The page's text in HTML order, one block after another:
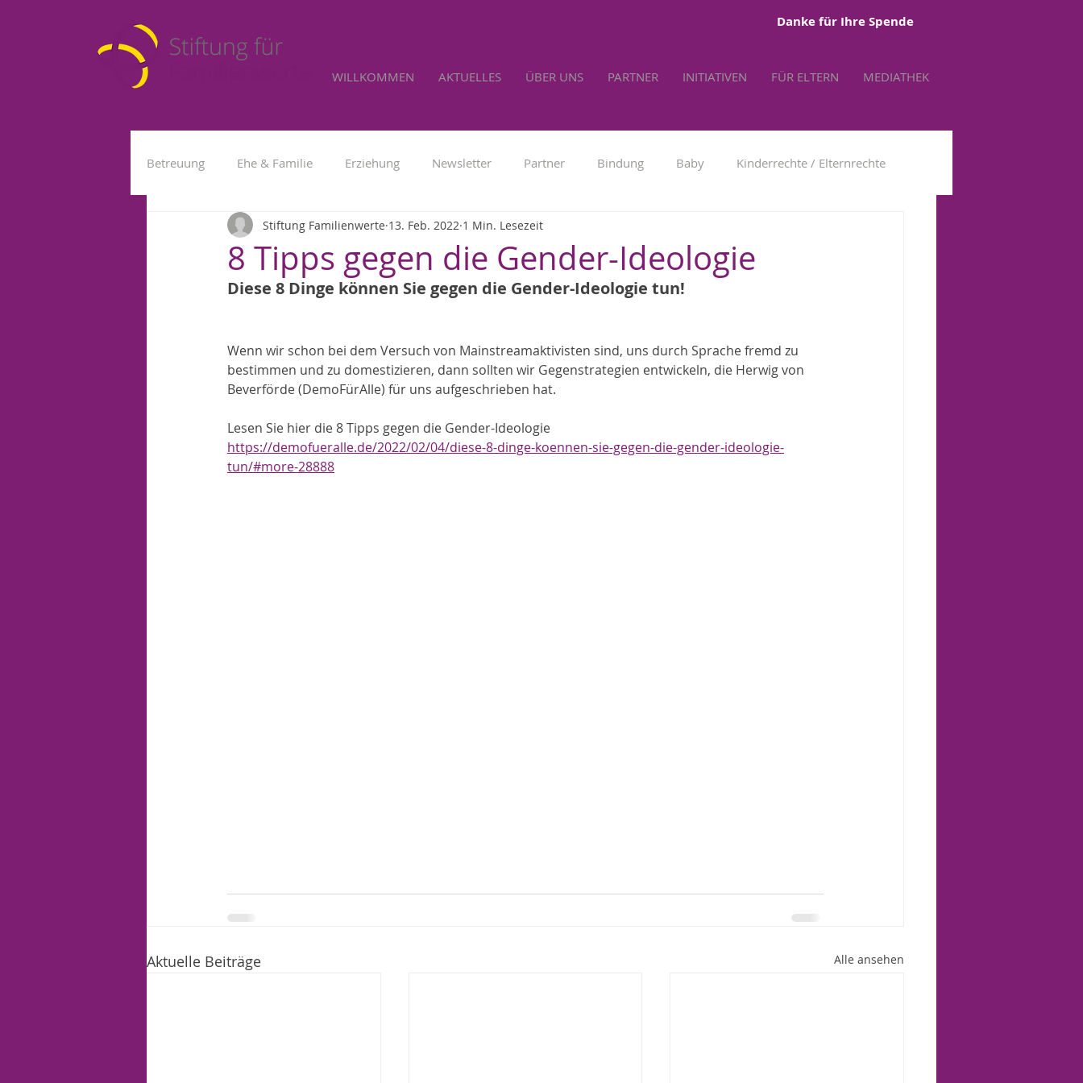
Danke für Ihre Spende
WILLKOMMEN AKTUELLES ÜBER UNS PARTNER INITIATIVEN FÜR ELTERN MEDIATHEK
Betreuung Ehe & Familie Erziehung Newsletter Partner Bindung Baby Kinderrechte / Elternrechte
Kleinkind Fremdbetreuung Familienpolitik Werbung
8 Tipps gegen die Gender-Ideologie
Stiftung Familienwerte 13. Feb. 2022 1 Min. Lesezeit
Diese 8 Dinge können Sie gegen die Gender-Ideologie tun!
Wenn wir schon bei dem Versuch von Mainstreamaktivisten sind, uns durch Sprache fremd zu
bestimmen und zu domestizieren, dann sollten wir Gegenstrategien entwickeln, die Herwig von
Beverförde (DemoFürAlle) für uns aufgeschrieben hat.
Lesen Sie hier die 8 Tipps gegen die Gender-Ideologie
https://demofueralle.de/2022/02/04/diese-8-dinge-koennen-sie-gegen-die-gender-ideologie-
tun/#more-28888
Aktuelle Beiträge Alle ansehen